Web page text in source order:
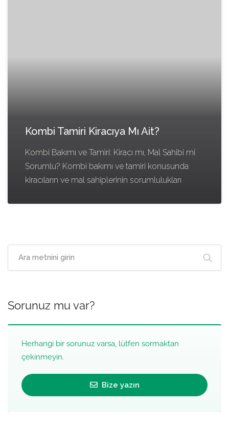
Kombi Tamiri Kiracıya Mı Ait?
Kombi Bakımı ve Tamiri: Kiracı mı, Mal Sahibi mi
Sorumlu? Kombi bakımı ve tamiri konusunda
kiracıların ve mal sahiplerinin sorumlulukları
Sorunuz mu var?
Herhangi bir sorunuz varsa, lütfen sormaktan
çekinmeyin.
Bize yazın